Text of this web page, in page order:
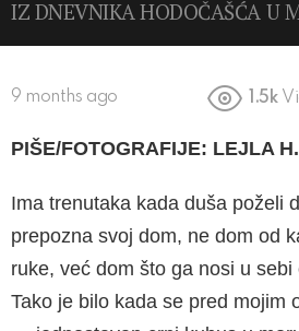
IZ DNEVNIKA HODOČAŠĆA U
9 months ago 1.5k
PIŠE/FOTOGRAFIJE: LEJLA
Ima trenutaka kada duša poželi
prepozna svoj dom, ne dom od
ruke, već dom što ga nosi u
Tako je bilo kada se pred mojim